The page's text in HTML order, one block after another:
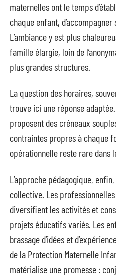
maternelles ont le temps
chaque enfant,
L’ambiance y est plus
famille élargie, loin de
plus grandes structures.
La question des horaires,
trouve ici une réponse adaptée.
proposent des créneaux
contraintes propres à chaque
opérationnelle reste rare dans
L’approche pédagogique,
collective. Les
diversifient les activités et
projets éducatifs variés. Les
brassage d’idées et
de la Protection Maternelle
matérialise une promesse :